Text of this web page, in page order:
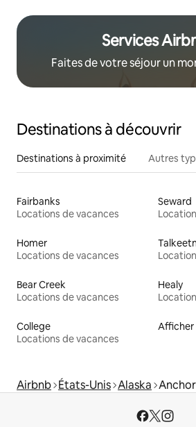
Services
Faites de votre séjour un
Destinations à découvrir
Destinations à proximité Autres
Fairbanks
Locations de vacances
Seward
Homer
Locations de vacances
Bear Creek
Locations de vacances
Healy
College
Locations de vacances
Afficher
Airbnb États-Unis Alaska